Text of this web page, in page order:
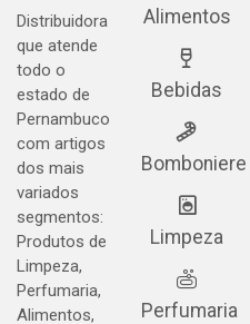
Distribuidora
que atende
todo o
estado de
Pernambuco
com artigos
dos mais
variados
segmentos:
Produtos de
Limpeza,
Perfumaria,
Alimentos,
Alimentos
Bebidas
Bomboniere
Limpeza
Perfumaria